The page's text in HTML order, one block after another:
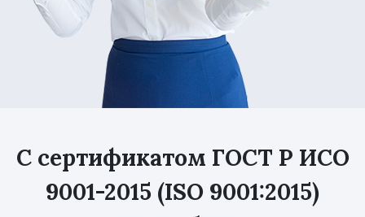
С сертификатом ГОСТ Р ИСО
9001-2015 (ISO 9001:2015)